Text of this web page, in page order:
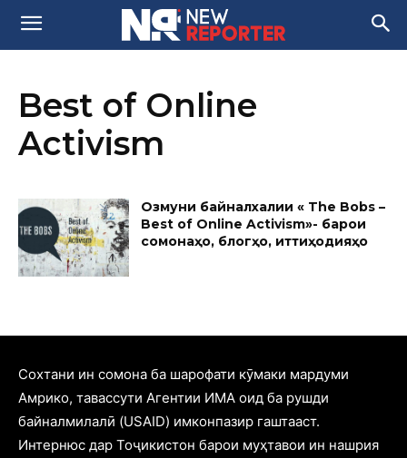
Best of Online
Activism
Озмуни байналхалқии « The Bobs –
Best of Online Activism»- барои
сомонаҳо, блогҳо, иттиҳодияҳо
Cохтани ин сомона ба шарофати кӯмаки мардуми
Амрико, тавассути Агентии ИМА оид ба рушди
байналмилалӣ (USAID) имконпазир гаштааст.
Интернюс дар Тоҷикистон барои муҳтавои ин нашрия